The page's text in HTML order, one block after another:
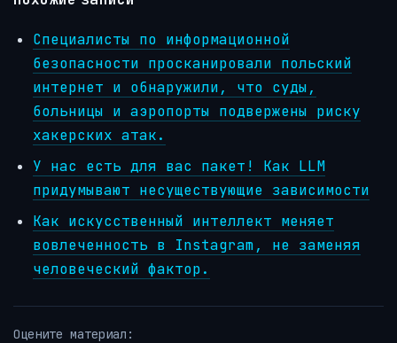
Специалисты по информационной
безопасности просканировали польский
интернет и обнаружили, что суды,
больницы и аэропорты подвержены риску
хакерских атак.
У нас есть для вас пакет! Как LLM
придумывают несуществующие зависимости
Как искусственный интеллект меняет
вовлеченность в Instagram, не заменяя
человеческий фактор.
Оцените материал: